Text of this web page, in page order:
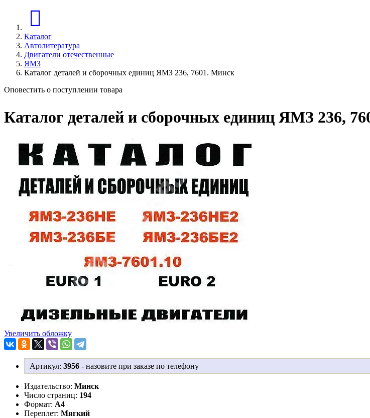
Каталог
Автолитература
Двигатели отечественные
ЯМЗ
Каталог деталей и сборочных единиц ЯМЗ 236, 7601. Минск
Оповестить о поступлении товара
Каталог деталей и сборочных единиц ЯМЗ 236,
Увеличить обложку
Артикул: 3956 - назовите при заказе по телефону
Издательство: Минск
Число страниц: 194
Формат: А4
Переплет: Мягкий